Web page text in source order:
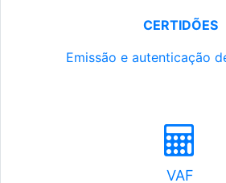
CERTIDÕES
Emissão e autenticação
VAF